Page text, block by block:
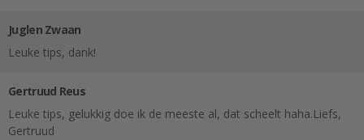
Juglen Zwaan
Leuke tips, dank!
Gertruud Reus
Leuke tips, gelukkig doe ik de meeste al, dat scheelt haha.Liefs,
Gertruud